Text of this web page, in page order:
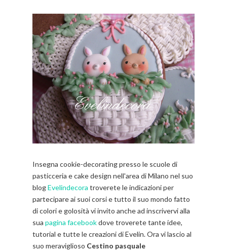
Insegna cookie-decorating presso le scuole di
pasticceria e cake design nell'area di Milano nel suo
blogEvelindecora troverete le indicazioni per
partecipare ai suoi corsi e tutto il suo mondo fatto
di colori e golosità vi invito anche ad inscrivervi alla
sua pagina facebookdove troverete tante idee,
tutorial e tutte le creazioni di Evelin. Ora vi lascio al
suo meraviglioso Cestino pasquale